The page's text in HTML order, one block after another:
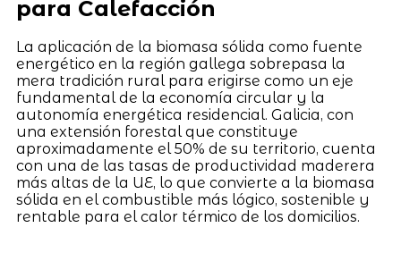
para Calefacción
La aplicación de la biomasa sólida como fuente
energético en la región gallega sobrepasa la
mera tradición rural para erigirse como un eje
fundamental de la economía circular y la
autonomía energética residencial. Galicia, con
una extensión forestal que constituye
aproximadamente el 50% de su territorio, cuenta
con una de las tasas de productividad maderera
más altas de la UE, lo que convierte a la biomasa
sólida en el combustible más lógico, sostenible y
rentable para el calor térmico de los domicilios.